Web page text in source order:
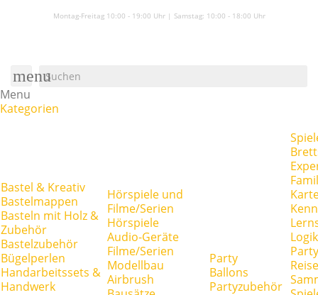
Montag-Freitag 10:00 - 19:00 Uhr | Samstag: 10:00 - 18:00 Uhr
menu
Menu
Kategorien
Bastel & Kreativ
Bastelmappen
Basteln mit Holz &
Zubehör
Bastelzubehör
Bügelperlen
Handarbeitssets &
Handwerk
Hörspiele und
Filme/Serien
Hörspiele
Audio-Geräte
Filme/Serien
Modellbau
Airbrush
Party
Ballons
Partyzubehör